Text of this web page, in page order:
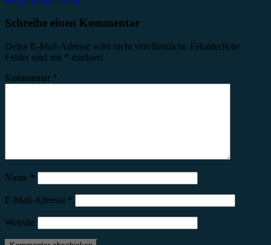
Schreibe einen Kommentar
Deine E-Mail-Adresse wird nicht veröffentlicht. Erforderliche
Felder sind mit * markiert
Kommentar *
Name *
E-Mail-Adresse *
Website